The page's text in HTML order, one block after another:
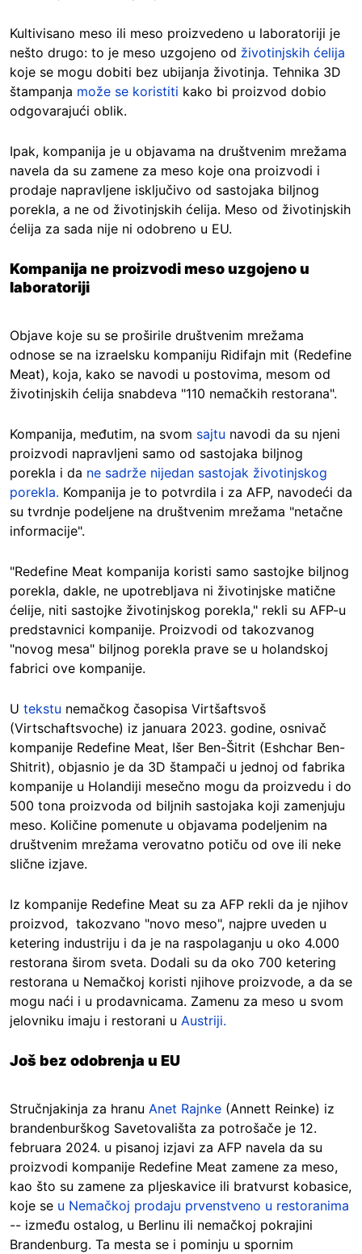
Kultivisano meso ili meso proizvedeno u laboratoriji je
nešto drugo: to je meso uzgojeno od životinjskih ćelija
koje se mogu dobiti bez ubijanja životinja. Tehnika 3D
štampanja može se koristiti kako bi proizvod dobio
odgovarajući oblik.
Ipak, kompanija je u objavama na društvenim mrežama
navela da su zamene za meso koje ona proizvodi i
prodaje napravljene isključivo od sastojaka biljnog
porekla, a ne od životinjskih ćelija. Meso od životinjskih
ćelija za sada nije ni odobreno u EU.
Kompanija ne proizvodi meso uzgojeno u
laboratoriji
Objave koje su se proširile društvenim mrežama
odnose se na izraelsku kompaniju Ridifajn mit (Redefine
Meat), koja, kako se navodi u postovima, mesom od
životinjskih ćelija snabdeva "110 nemačkih restorana".
Kompanija, međutim, na svom sajtu navodi da su njeni
proizvodi napravljeni samo od sastojaka biljnog
porekla i da ne sadrže nijedan sastojak životinjskog
porekla. Kompanija je to potvrdila i za AFP, navodeći da
su tvrdnje podeljene na društvenim mrežama "netačne
informacije".
"Redefine Meat kompanija koristi samo sastojke biljnog
porekla, dakle, ne upotrebljava ni životinjske matične
ćelije, niti sastojke životinjskog porekla," rekli su AFP-u
predstavnici kompanije. Proizvodi od takozvanog
"novog mesa" biljnog porekla prave se u holandskoj
fabrici ove kompanije.
U tekstu nemačkog časopisa Virtšaftsvoš
(Virtschaftsvoche) iz januara 2023. godine, osnivač
kompanije Redefine Meat, Išer Ben-Šitrit (Eshchar Ben-
Shitrit), objasnio je da 3D štampači u jednoj od fabrika
kompanije u Holandiji mesečno mogu da proizvedu i do
500 tona proizvoda od biljnih sastojaka koji zamenjuju
meso. Količine pomenute u objavama podeljenim na
društvenim mrežama verovatno potiču od ove ili neke
slične izjave.
Iz kompanije Redefine Meat su za AFP rekli da je njihov
proizvod, takozvano "novo meso", najpre uveden u
ketering industriju i da je na raspolaganju u oko 4.000
restorana širom sveta. Dodali su da oko 700 ketering
restorana u Nemačkoj koristi njihove proizvode, a da se
mogu naći i u prodavnicama. Zamenu za meso u svom
jelovniku imaju i restorani u Austriji.
Još bez odobrenja u EU
Stručnjakinja za hranu Anet Rajnke (Annett Reinke) iz
brandenburškog Savetovališta za potrošače je 12.
februara 2024. u pisanoj izjavi za AFP navela da su
proizvodi kompanije Redefine Meat zamene za meso,
kao što su zamene za pljeskavice ili bratvurst kobasice,
koje se u Nemačkoj prodaju prvenstveno u restoranima
-- između ostalog, u Berlinu ili nemačkoj pokrajini
Brandenburg. Ta mesta se i pominju u spornim